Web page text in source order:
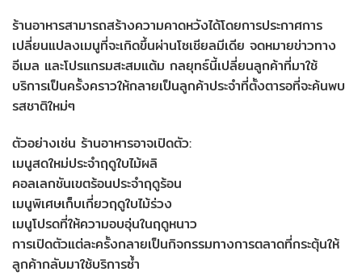
ร้านอาหารสามารถสร้างความคาดหวังได้โดยการประกาศการ
เปลี่ยนแปลงเมนูที่จะเกิดขึ้นผ่านโซเชียลมีเดีย จดหมายข่าวทาง
อีเมล และโปรแกรมสะสมแต้ม กลยุทธ์นี้เปลี่ยนลูกค้าที่มาใช้
บริการเป็นครั้งคราวให้กลายเป็นลูกค้าประจำที่ตั้งตารอที่จะค้นพบ
รสชาติใหม่ๆ
ตัวอย่างเช่น ร้านอาหารอาจเปิดตัว:
เมนูสดใหม่ประจำฤดูใบไม้ผลิ
คอลเลกชันเขตร้อนประจำฤดูร้อน
เมนูพิเศษเก็บเกี่ยวฤดูใบไม้ร่วง
เมนูโปรดที่ให้ความอบอุ่นในฤดูหนาว
การเปิดตัวแต่ละครั้งกลายเป็นกิจกรรมทางการตลาดที่กระตุ้นให้
ลูกค้ากลับมาใช้บริการซ้ำ